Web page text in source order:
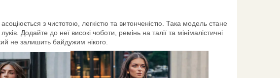
з чистотою, легкістю та витонченістю. Така модель стане
Додайте до неї високі чоботи, ремінь на талії та мінімалістичні
не залишить байдужим нікого.